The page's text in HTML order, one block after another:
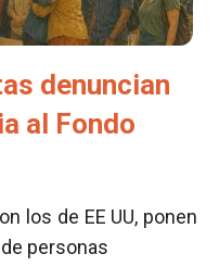
denuncian
al Fondo
los de EE UU, ponen
personas